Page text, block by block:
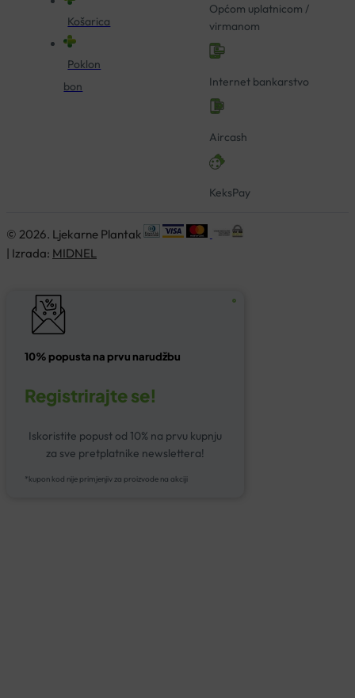
Košarica
Poklon
bon
Općom uplatnicom /
virmanom
Internet bankarstvo
Aircash
KeksPay
© 2026. Ljekarne Plantak
| Izrada: MIDNEL
10% popusta na prvu narudžbu
Registrirajte se!
Iskoristite popust od 10% na prvu kupnju
za sve pretplatnike newslettera!
*kupon kod nije primjenjiv za proizvode na akciji